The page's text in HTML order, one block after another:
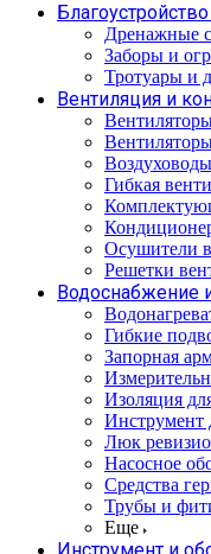
Дренажные
Заборы и
Тротуары и
Вентиляция и
Гибкая
Осушители
Решетки
Водоснабжение
Гибкие
Запорная
Изоляция
Инструмент
Люк
Насосное
Средства
Трубы и
Еще